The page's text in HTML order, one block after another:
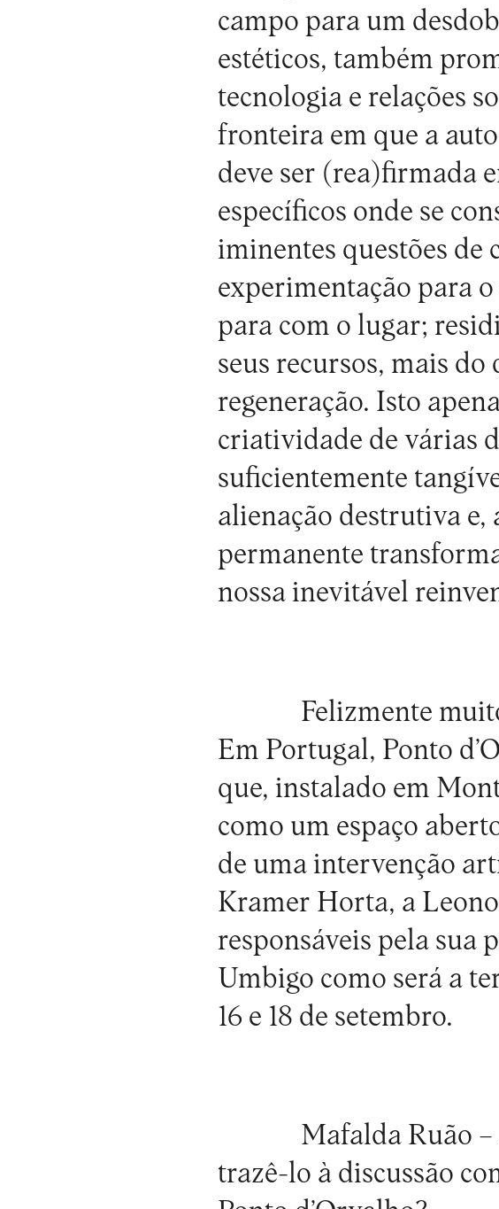
campo para um
estéticos, também
tecnologia e relações
fronteira em que a
deve ser (rea)firmada
específicos onde se
iminentes questões de
experimentação para
para com o lugar;
seus recursos, mais
regeneração. Isto
criatividade de várias
suficientemente
alienação destrutiva e,
permanente
nossa inevitável
Felizmente
Em Portugal, Ponto
que, instalado em
como um espaço
de uma intervenção
Kramer Horta, a
responsáveis pela sua
Umbigo como será a
16 e 18 de setembro.
Mafalda Ruão –
trazê-lo à discussão